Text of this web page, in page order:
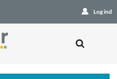
Log ind